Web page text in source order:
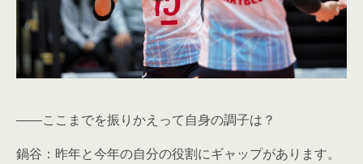
――ここまでを振りかえって自身の調子は？
鍋谷：昨年と今年の自分の役割にギャップがあります。